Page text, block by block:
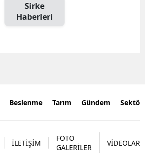
Sirke
Haberleri
Beslenme Tarım Gündem
İLETİŞİM
FOTO
GALERİLER
VİDEOLAR